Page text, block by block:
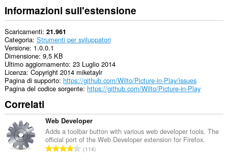
Informazioni sull'estensione
Scaricamenti 21.961
Categoria Strumenti per sviluppatori
Versione 1.0.0.1
Dimensione 9,5 KB
Ultimo aggiornamento 23 Luglio 2014
Licenza Copyright 2014 miketaylr
Pagina di supporto https://github.com/Wilto/Picture-in-Play/issues
Pagina del codice sorgente https://github.com/Wilto/Picture-in-Play
Correlati
Web Developer
Adds a toolbar button with various web developer tools. The
official port of the Web Developer extension for Firefox.
N114